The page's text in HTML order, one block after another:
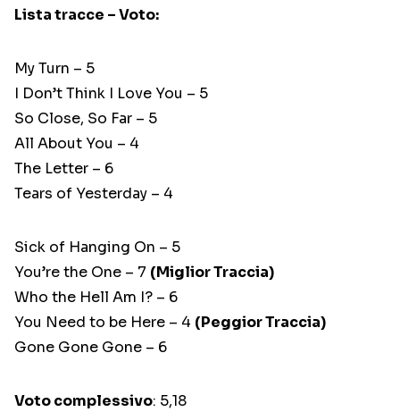
Lista tracce – Voto:
My Turn – 5
I Don’t Think I Love You – 5
So Close, So Far – 5
All About You – 4
The Letter – 6
Tears of Yesterday – 4
Sick of Hanging On – 5
You’re the One – 7 (Miglior Traccia)
Who the Hell Am I? – 6
You Need to be Here – 4 (Peggior Traccia)
Gone Gone Gone – 6
Voto complessivo: 5,18